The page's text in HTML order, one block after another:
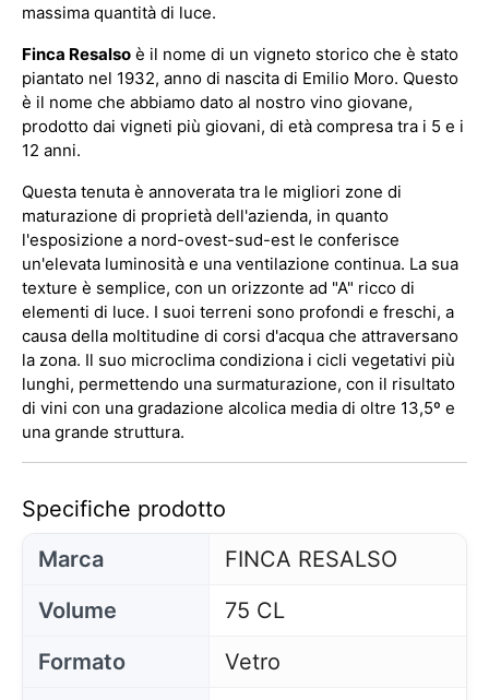
massima quantità di luce.
Finca Resalso è il nome di un vigneto storico che è stato
piantato nel 1932, anno di nascita di Emilio Moro. Questo
è il nome che abbiamo dato al nostro vino giovane,
prodotto dai vigneti più giovani, di età compresa tra i 5 e i
12 anni.
Questa tenuta è annoverata tra le migliori zone di
maturazione di proprietà dell'azienda, in quanto
l'esposizione a nord-ovest-sud-est le conferisce
un'elevata luminosità e una ventilazione continua. La sua
texture è semplice, con un orizzonte ad "A" ricco di
elementi di luce. I suoi terreni sono profondi e freschi, a
causa della moltitudine di corsi d'acqua che attraversano
la zona. Il suo microclima condiziona i cicli vegetativi più
lunghi, permettendo una surmaturazione, con il risultato
di vini con una gradazione alcolica media di oltre 13,5º e
una grande struttura.
Specifiche prodotto
Marca
FINCA RESALSO
Volume
75 CL
Formato
Vetro